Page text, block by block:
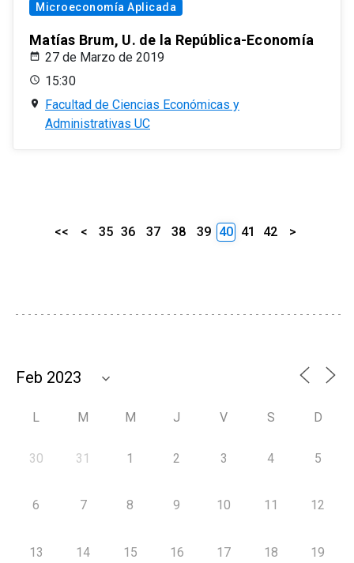
Microeconomía Aplicada
Matías Brum, U. de la República-Economía
27 de Marzo de 2019
15:30
Facultad de Ciencias Económicas y
Administrativas UC
<< < 35 36 37 38 39 40 41 42 >
L M M J V S D
30 31 1 2 3 4 5
6 7 8 9 10 11 12
13 14 15 16 17 18 19